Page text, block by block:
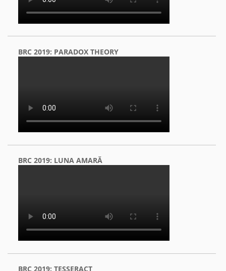
BRC 2019: PARADOX THEORY
BRC 2019: LUNA AMARĂ
BRC 2019: TESSERACT